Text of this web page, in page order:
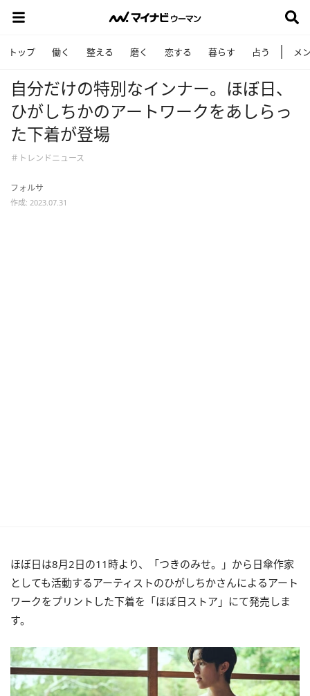
トップ 働く 整える 磨く 恋する 暮らす 占う メ
自分だけの特別なインナー。ほぼ日、
ひがしちかのアートワークをあしらっ
た下着が登場
＃トレンドニュース
フォルサ
作成: 2023.07.31
ほぼ日は8月2日の11時より、「つきのみせ。」から日傘作家
としても活動するアーティストのひがしちかさんによるアート
ワークをプリントした下着を「ほぼ日ストア」にて発売しま
す。